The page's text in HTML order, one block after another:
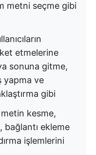
metni seçme gibi
etmelerine
sonuna gitme,
yapma ve
gibi
metin kesme,
bağlantı ekleme
işlemlerini